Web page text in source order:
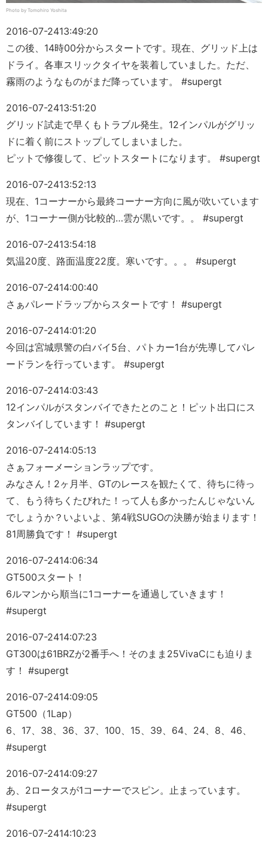
Photo by Tomohiro Yoshita
2016-07-2413:49:20
この後、14時00分からスタートです。現在、グリッド上は
ドライ。各車スリックタイヤを装着していました。ただ、
霧雨のようなものがまだ降っています。 #supergt
2016-07-2413:51:20
グリッド試走で早くもトラブル発生。12インパルがグリッ
ドに着く前にストップしてしまいました。
ピットで修復して、ピットスタートになります。 #supergt
2016-07-2413:52:13
現在、1コーナーから最終コーナー方向に風が吹いています
が、1コーナー側が比較的…雲が黒いです。。 #supergt
2016-07-2413:54:18
気温20度、路面温度22度。寒いです。。。 #supergt
2016-07-2414:00:40
さぁパレードラップからスタートです！ #supergt
2016-07-2414:01:20
今回は宮城県警の白バイ5台、パトカー1台が先導してパレ
ードランを行っています。 #supergt
2016-07-2414:03:43
12インパルがスタンバイできたとのこと！ピット出口にス
タンバイしています！ #supergt
2016-07-2414:05:13
さぁフォーメーションラップです。
みなさん！2ヶ月半、GTのレースを観たくて、待ちに待っ
て、もう待ちくたびれた！って人も多かったんじゃないん
でしょうか？いよいよ、第4戦SUGOの決勝が始まります！
81周勝負です！ #supergt
2016-07-2414:06:34
GT500スタート！
6ルマンから順当に1コーナーを通過していきます！
#supergt
2016-07-2414:07:23
GT300は61BRZが2番手へ！そのまま25VivaCにも迫りま
す！ #supergt
2016-07-2414:09:05
GT500（1Lap）
6、17、38、36、37、100、15、39、64、24、8、46、
#supergt
2016-07-2414:09:27
あ、2ロータスが1コーナーでスピン。止まっています。
#supergt
2016-07-2414:10:23